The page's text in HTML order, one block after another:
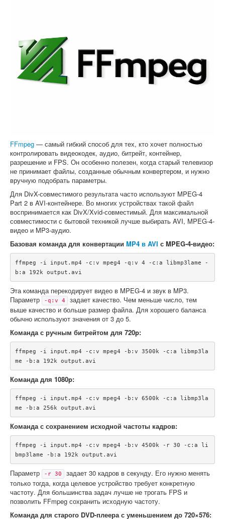
FFmpeg — самый гибкий способ для тех, кто хочет полностью
контролировать видеокодек, аудио, битрейт, контейнер,
разрешение и FPS. Он особенно полезен, когда старый телевизор
не принимает файлы, созданные обычным конвертером, и нужно
вручную подобрать параметры.
Для DivX-совместимого результата часто используют MPEG-4
Part 2 в AVI-контейнере. Во многих устройствах такой файл
воспринимается как DivX/Xvid-совместимый. Для максимальной
совместимости с бытовой техникой лучше выбирать AVI, MPEG-4-
видео и MP3-аудио.
Базовая команда для конвертации MP4 в AVI с MPEG-4-видео:
ffmpeg -i input.mp4 -c:v mpeg4 -q:v 4 -c:a libmp3lame -
Эта команда перекодирует видео в MPEG-4 и звук в MP3.
Параметр
-q:v 4
задает качество. Чем меньше число, тем
выше качество и больше размер файла. Для хорошего баланса
обычно используют значения от 3 до 5.
Команда с ручным битрейтом для 720p:
ffmpeg -i input.mp4 -c:v mpeg4 -b:v 3500k -c:a libmp3la
Команда для 1080p:
ffmpeg -i input.mp4 -c:v mpeg4 -b:v 6500k -c:a libmp3la
Команда с сохранением исходной частоты кадров:
ffmpeg -i input.mp4 -c:v mpeg4 -b:v 4500k -r 30 -c:a li
Параметр -r 30
задает 30 кадров в секунду. Его нужно менять
только тогда, когда целевое устройство требует конкретную
частоту. Для большинства задач лучше не трогать FPS и
позволить FFmpeg сохранить исходную частоту.
Команда для старого DVD-плеера с уменьшением до 720×576: